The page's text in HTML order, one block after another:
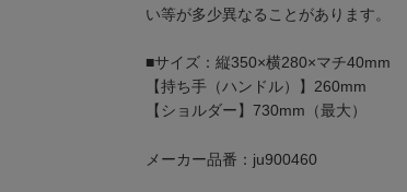
い等が多少異なることがあります。
■サイズ：縦350×横280×マチ40mm
【持ち手（ハンドル）】260mm
【ショルダー】730mm（最大）
メーカー品番：ju900460